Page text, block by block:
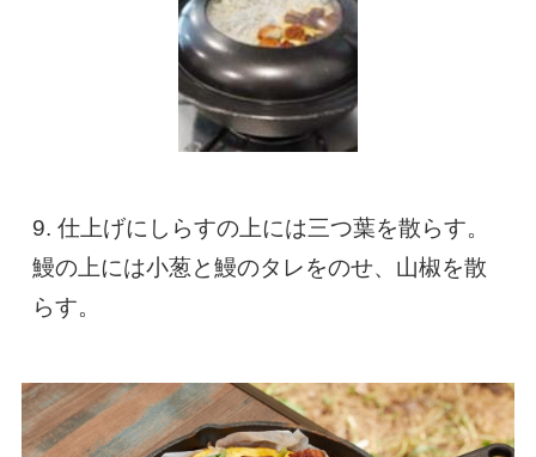
9. 仕上げにしらすの上には三つ葉を散らす。
鰻の上には小葱と鰻のタレをのせ、山椒を散
らす。